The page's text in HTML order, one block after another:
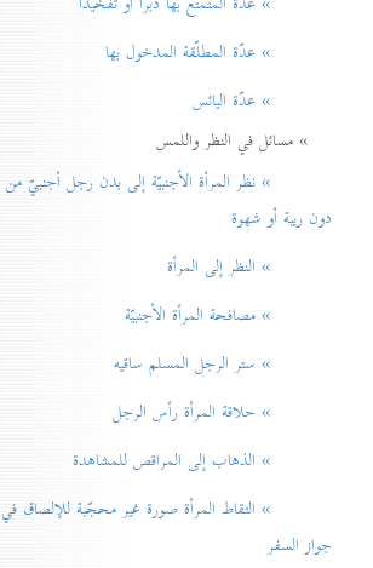
» عدّة المطلّقة المدخول بها
» عدّة اليائس
» مسائل في النظر واللمس
» نظر المرأة الأجنبيّة إلی بدن رجل أجنبيّ من
دون ريبة أو شهوة
» النظر إلی المرأة
» مصافحة المرأة الأجنبيّة
» ستر الرجل المسلم ساقيه
» حلاقة المرأة رأس الرجل
» الذهاب إلی المراقص للمشاهدة
» التقاط المرأة صورة غير محجّبة للإلصاق في
جواز السفر